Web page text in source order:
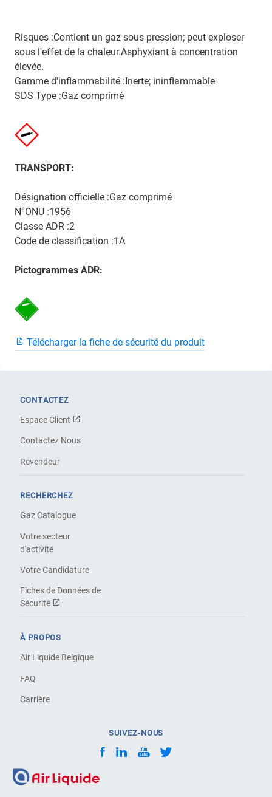
Risques :Contient un gaz sous pression; peut exploser
sous l'effet de la chaleur.Asphyxiant à concentration
élevée.
Gamme d'inflammabilité :Inerte; ininflammable
SDS Type :Gaz comprimé
TRANSPORT:
Désignation officielle :Gaz comprimé
N°ONU :1956
Classe ADR :2
Code de classification :1A
Pictogrammes ADR:
Télécharger la fiche de sécurité du produit
CONTACTEZ
Espace Client
Contactez Nous
Revendeur
RECHERCHEZ
Gaz Catalogue
Votre secteur
d'activité
Votre Candidature
Fiches de Données de
Sécurité
À PROPOS
Air Liquide Belgique
FAQ
Carrière
SUIVEZ-NOUS